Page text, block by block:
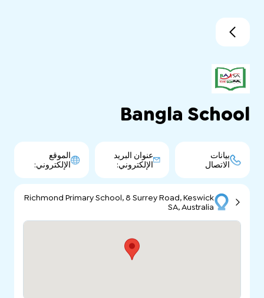
Bangla School
بيانات
الاتصال
عنوان البريد
الإلكتروني:
الموقع
الإلكتروني:
Richmond Primary School, 8 Surrey Road, Keswick
SA, Australia